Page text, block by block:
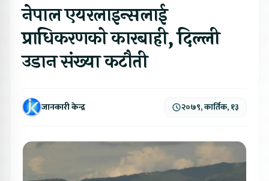
नेपाल एयरलाइन्सलाई
प्राधिकरणको कारबाही, दिल्ली
उडान संख्या कटौती
जानकारी केन्द्र २०७९, कार्तिक, १३